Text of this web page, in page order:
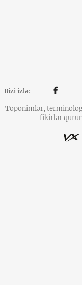
Bizi izlə:
Toponimlər,
fikirlər